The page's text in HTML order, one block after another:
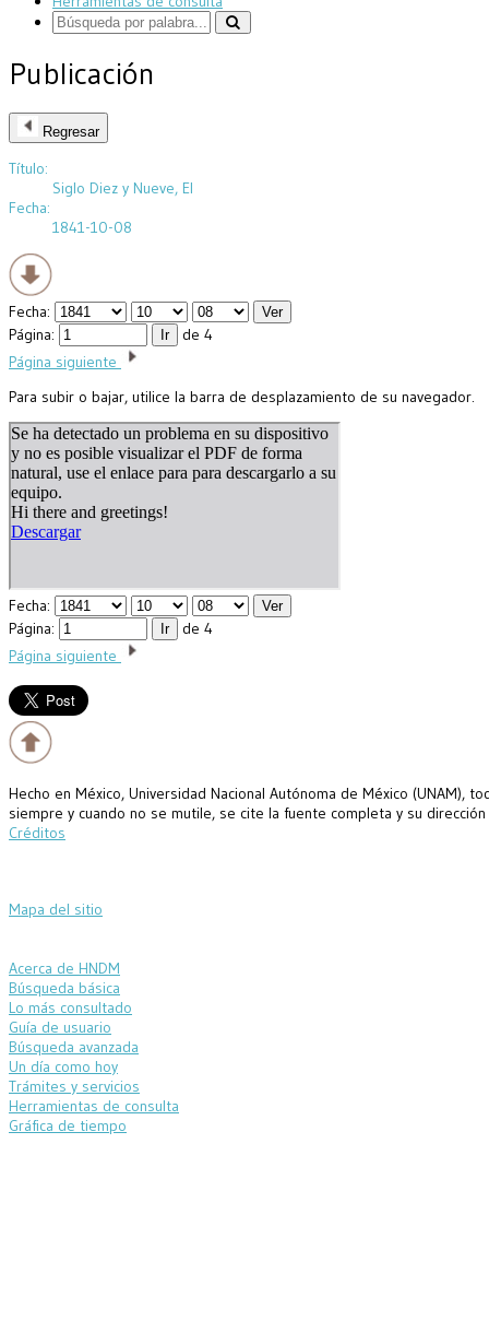
Publicación
Regresar
Título:
Siglo Diez y Nueve, El
Fecha:
1841-10-08
Fecha:
Página:
de 4
Página siguiente
Para subir o bajar, utilice la barra de desplazamiento de su navegador.
Fecha:
Página:
de 4
Página siguiente
Hecho en México, Universidad Nacional Autónoma de México
siempre y cuando no se mutile, se cite la fuente completa y su
Créditos
Mapa del sitio
Acerca de HNDM
Búsqueda básica
Lo más consultado
Guía de usuario
Búsqueda avanzada
Un día como hoy
Trámites y servicios
Herramientas de consulta
Gráfica de tiempo